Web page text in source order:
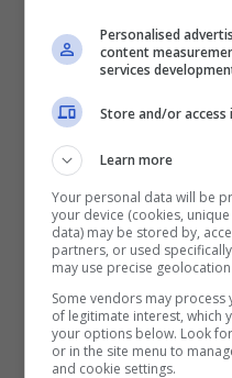
Articoli recenti
Ecco i 10
Trasferirsi
Remoto
Classifica
Napoli tra
Personalised
content
services
Store and/or
Learn more
Your personal data will be
your device (cookies,
data) may be stored by,
partners, or used
may use precise
Some vendors may
of legitimate interest, which
your options below. Look
or in the site menu to
and cookie settings.